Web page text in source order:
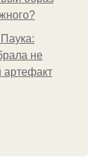
не
артефакт